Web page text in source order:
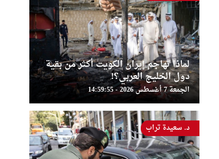
لماذا تهاجم إيران الكويت أكثر من بقية
دول الخليج العربي؟!
الجمعة 7 أغسطس 2026 - 14:59:55
د. سعيدة تراب